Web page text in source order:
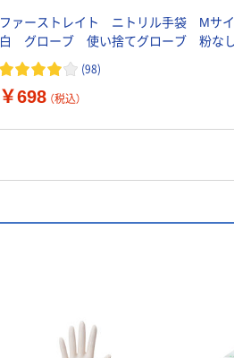
ファーストレイト ニトリル手袋 Mサ
白 グローブ 使い捨てグローブ 粉な
食品衛生法適合 1箱（100枚入） オリジナ
(98)
￥698 （税込）